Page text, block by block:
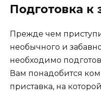
Подготовка к
Прежде чем
необычного и
необходимо
Вам понадобится
приставка, на